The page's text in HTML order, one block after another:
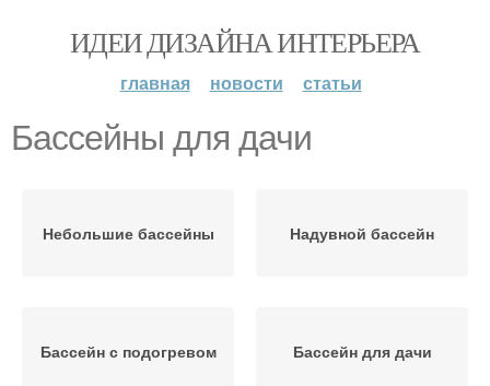
ИДЕИ ДИЗАЙНА ИНТЕРЬЕРА
главная новости статьи
Бассейны для дачи
Небольшие бассейны Надувной бассейн
Бассейн с подогревом Бассейн для дачи